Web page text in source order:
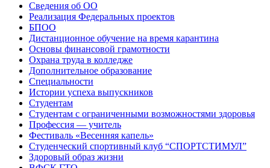
Сведения об ОО
Реализация Федеральных проектов
БПОО
Дистанционное обучение на время карантина
Основы финансовой грамотности
Охрана труда в колледже
Дополнительное образование
Специальности
Истории успеха выпускников
Студентам
Студентам с ограниченными возможностями здоровья
Профессия — учитель
Фестиваль «Весенняя капель»
Студенческий спортивный клуб “СПОРТСТИМУЛ”
Здоровый образ жизни